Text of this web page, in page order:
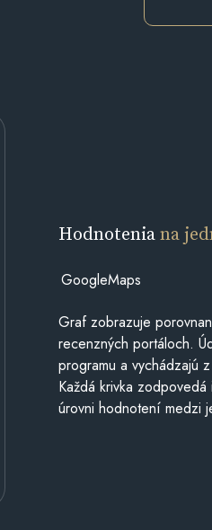
Hodnoteniana
GoogleMaps
Graf zobrazuje
recenzných portáloch.
programu a vychádzajú
Každá krivka
úrovni hodnotení medzi